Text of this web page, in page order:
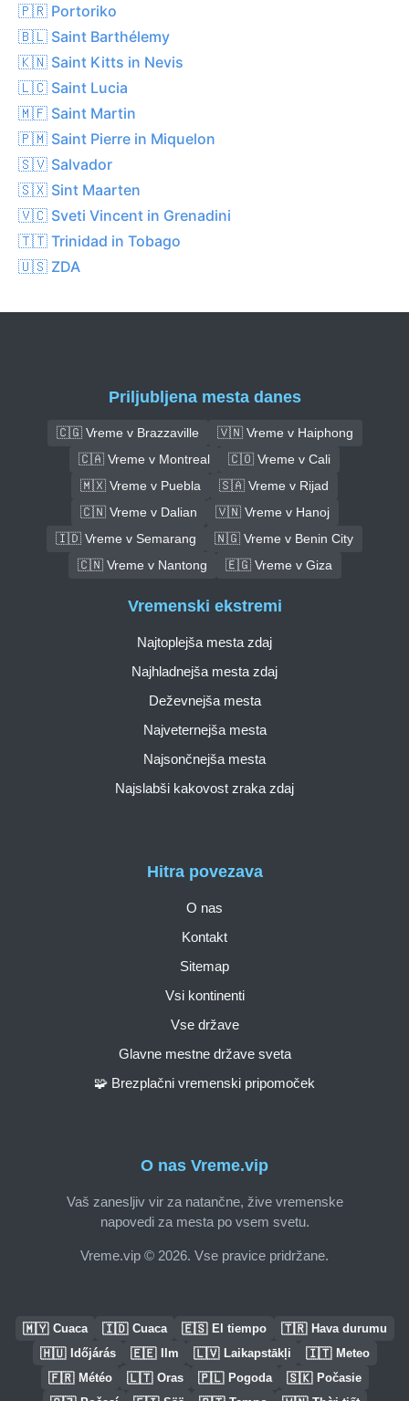
🇵🇷 Portoriko
🇧🇱 Saint Barthélemy
🇰🇳 Saint Kitts in Nevis
🇱🇨 Saint Lucia
🇲🇫 Saint Martin
🇵🇲 Saint Pierre in Miquelon
🇸🇻 Salvador
🇸🇽 Sint Maarten
🇻🇨 Sveti Vincent in Grenadini
🇹🇹 Trinidad in Tobago
🇺🇸 ZDA
Priljubljena mesta danes
🇨🇬 Vreme v Brazzaville
🇻🇳 Vreme v Haiphong
🇨🇦 Vreme v Montreal
🇨🇴 Vreme v Cali
🇲🇽 Vreme v Puebla
🇸🇦 Vreme v Rijad
🇨🇳 Vreme v Dalian
🇻🇳 Vreme v Hanoj
🇮🇩 Vreme v Semarang
🇳🇬 Vreme v Benin City
🇨🇳 Vreme v Nantong
🇪🇬 Vreme v Giza
O nas Vreme.vip
Vaš zanesljiv vir za natančne, žive vremenske
napovedi za mesta po vsem svetu.
Vreme.vip © 2026. Vse pravice pridržane.
Hitra povezava
O nas
Kontakt
Sitemap
Vsi kontinenti
Vse države
Glavne mestne države sveta
🧩 Brezplačni vremenski pripomoček
Vremenski ekstremi
Najtoplejša mesta zdaj
Najhladnejša mesta zdaj
Deževnejša mesta
Najveternejša mesta
Najsončnejša mesta
Najslabši kakovost zraka zdaj
🇲🇾 Cuaca 🇮🇩 Cuaca 🇪🇸 El tiempo 🇹🇷 Hava durumu
🇭🇺 Időjárás 🇪🇪 Ilm 🇱🇻 Laikapstākļi 🇮🇹 Meteo
🇫🇷 Météo 🇱🇹 Oras 🇵🇱 Pogoda 🇸🇰 Počasie